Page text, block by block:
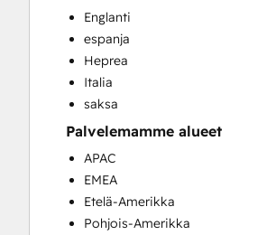
Englanti
espanja
Heprea
Italia
saksa
Palvelemamme alueet
APAC
EMEA
Etelä-Amerikka
Pohjois-Amerikka